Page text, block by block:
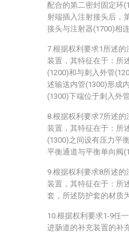
配合的第二密封固定环
射端插入注射接头后，
接头与注射器(1700)相连
7.根据权利要求1所述
装置，其特征在于：所
(1200)和与刺入外管
述输送内管(1300)形成
(1300)下端位于刺入外
8.根据权利要求7所述
装置，其特征在于：所
(1300)之间设有压力平
平衡通道与平衡单向阀
9.根据权利要求8所述
装置，其特征在于：所
套，所述防护套的材质
10.根据权利要求1-9任
进肠道的补充装置的补